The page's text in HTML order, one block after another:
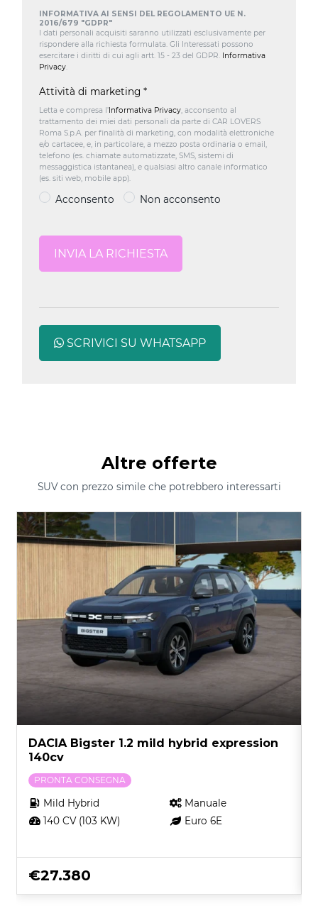
INFORMATIVA AI SENSI DEL REGOLAMENTO UE N.
2016/679 "GDPR"
I dati personali acquisiti saranno utilizzati esclusivamente per
rispondere alla richiesta formulata. Gli Interessati possono
esercitare i diritti di cui agli artt. 15 - 23 del GDPR. Informativa
Privacy.
Attività di marketing *
Letta e compresa l’Informativa Privacy, acconsento al
trattamento dei miei dati personali da parte di CAR LOVERS
Roma S.p.A. per finalità di marketing, con modalità elettroniche
e/o cartacee, e, in particolare, a mezzo posta ordinaria o email,
telefono (es. chiamate automatizzate, SMS, sistemi di
messaggistica istantanea), e qualsiasi altro canale informatico
(es. siti web, mobile app).
Acconsento Non acconsento
SCRIVICI SU WHATSAPP
Altre offerte
SUV con prezzo simile che potrebbero interessarti
DACIA Bigster 1.2 mild hybrid expression
140cv
PRONTA CONSEGNA
Mild Hybrid
Manuale
140 CV (103 KW)
Euro 6E
€27.380